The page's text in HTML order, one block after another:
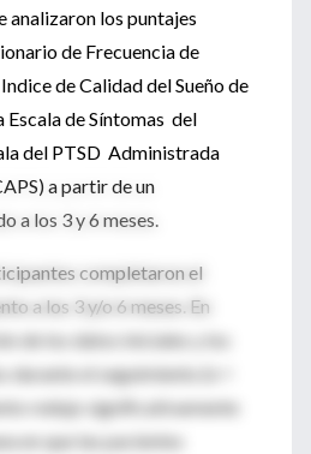
analizaron los puntajes
de Frecuencia de
de Calidad del Sueño de
Escala de Síntomas del
del PTSD Administrada
a partir de un
a los 3 y 6 meses.
completaron el
a los 3 y/o 6 meses. En
de los datos iniciales y los
durante el seguimiento (n =
redujo significativamente
en que las pacientes